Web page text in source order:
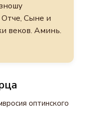
Отче, Сыне и
веков. Аминь.
оптинского